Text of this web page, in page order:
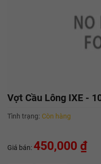
Vợt Cầu Lông IXE -
Tình trạng: Còn hàng
Giá bán:450,000 ₫